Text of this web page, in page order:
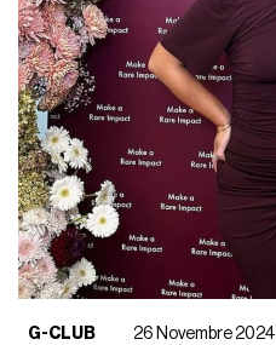
G-CLUB
26 Novembre 2024